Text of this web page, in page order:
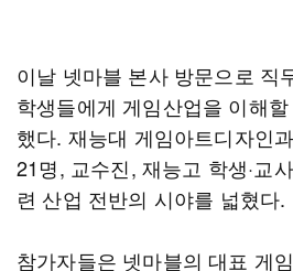
이날 넷마블 본사 방문으로 직
학생들에게 게임산업을 이해
했다. 재능대 게임아트디자인
21명, 교수진, 재능고 학생·교
련 산업 전반의 시야를 넓혔다.
참가자들은 넷마블의 대표 게